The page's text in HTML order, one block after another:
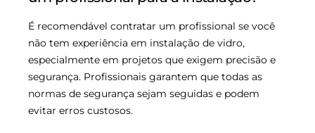
É recomendável contratar um profissional se você
não tem experiência em instalação de vidro,
especialmente em projetos que exigem precisão e
segurança. Profissionais garantem que todas as
normas de segurança sejam seguidas e podem
evitar erros custosos.